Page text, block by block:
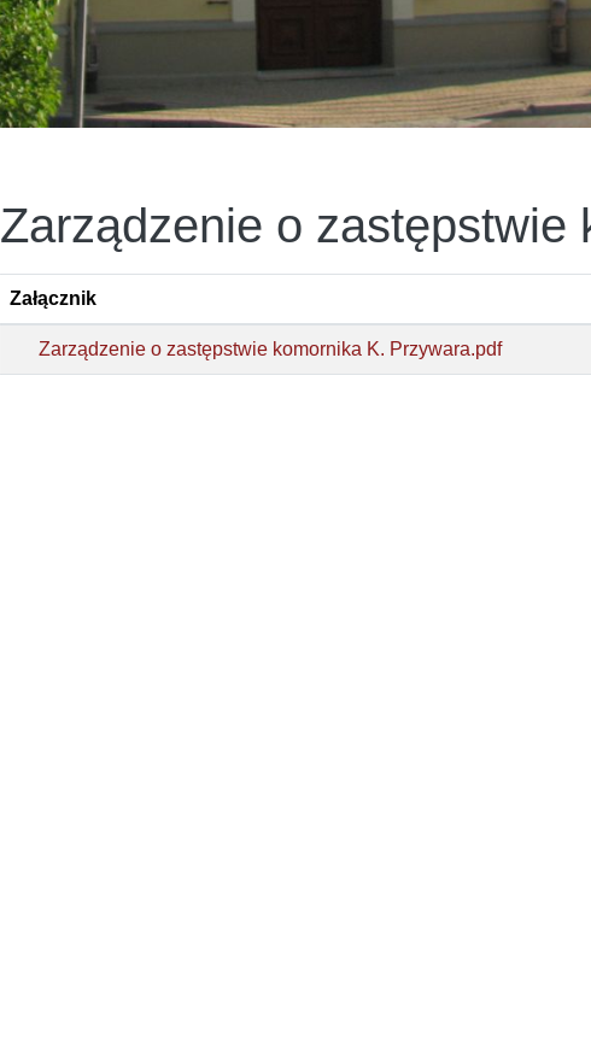
Zarządzenie o zastępstwie
Załącznik
Zarządzenie o zastępstwie komornika K. Przywara.pdf